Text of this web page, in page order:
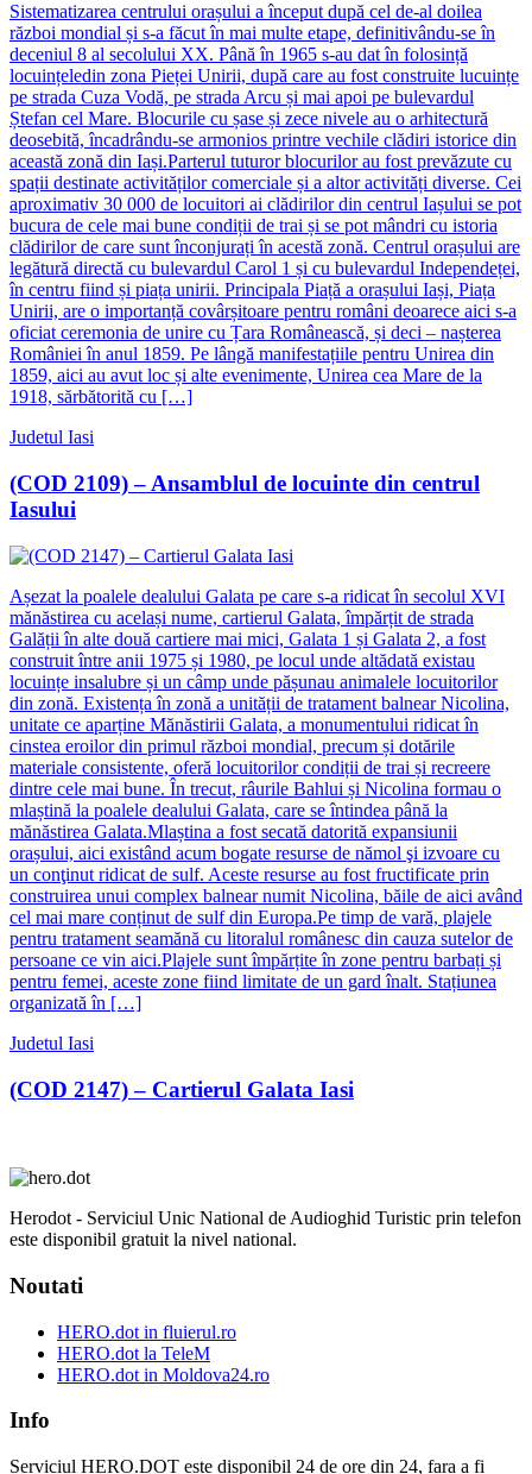
Sistematizarea centrului orașului a început după cel de-al doilea
război mondial și s-a făcut în mai multe etape, definitivându-se în
deceniul 8 al secolului XX. Până în 1965 s-au dat în folosință
locuințeledin zona Pieței Unirii, după care au fost construite lucuințe
pe strada Cuza Vodă, pe strada Arcu și mai apoi pe bulevardul
Ștefan cel Mare. Blocurile cu șase și zece nivele au o arhitectură
deosebită, încadrându-se armonios printre vechile clădiri istorice din
această zonă din Iași.Parterul tuturor blocurilor au fost prevăzute cu
spații destinate activităților comerciale și a altor activități diverse. Cei
aproximativ 30 000 de locuitori ai clădirilor din centrul Iașului se pot
bucura de cele mai bune condiții de trai și se pot mândri cu istoria
clădirilor de care sunt înconjurați în acestă zonă. Centrul orașului are
legătură directă cu bulevardul Carol 1 și cu bulevardul Independeței,
în centru fiind și piața unirii. Principala Piață a orașului Iași, Piața
Unirii, are o importanță covârșitoare pentru români deoarece aici s-a
oficiat ceremonia de unire cu Țara Românească, și deci – nașterea
României în anul 1859. Pe lângă manifestațiile pentru Unirea din
1859, aici au avut loc și alte evenimente, Unirea cea Mare de la
1918, sărbătorită cu […]
Judetul Iasi
(COD 2109) – Ansamblul de locuinte din centrul
Iasului
Așezat la poalele dealului Galata pe care s-a ridicat în secolul XVI
mănăstirea cu același nume, cartierul Galata, împărțit de strada
Galății în alte două cartiere mai mici, Galata 1 și Galata 2, a fost
construit între anii 1975 și 1980, pe locul unde altădată existau
locuințe insalubre și un câmp unde pășunau animalele locuitorilor
din zonă. Existența în zonă a unității de tratament balnear Nicolina,
unitate ce aparține Mănăstirii Galata, a monumentului ridicat în
cinstea eroilor din primul război mondial, precum și dotările
materiale consistente, oferă locuitorilor condiții de trai și recreere
dintre cele mai bune. În trecut, râurile Bahlui și Nicolina formau o
mlaștină la poalele dealului Galata, care se întindea până la
mănăstirea Galata.Mlaștina a fost secată datorită expansiunii
orașului, aici existând acum bogate resurse de nămol şi izvoare cu
un conţinut ridicat de sulf. Aceste resurse au fost fructificate prin
construirea unui complex balnear numit Nicolina, băile de aici având
cel mai mare conținut de sulf din Europa.Pe timp de vară, plajele
pentru tratament seamănă cu litoralul românesc din cauza sutelor de
persoane ce vin aici.Plajele sunt împărțite în zone pentru barbați și
pentru femei, aceste zone fiind limitate de un gard înalt. Stațiunea
organizată în […]
Judetul Iasi
(COD 2147) – Cartierul Galata Iasi
Herodot - Serviciul Unic National de Audioghid Turistic prin telefon
este disponibil gratuit la nivel national.
Noutati
HERO.dot in fluierul.ro
HERO.dot la TeleM
HERO.dot in Moldova24.ro
Info
Serviciul HERO.DOT este disponibil 24 de ore din 24, fara a fi